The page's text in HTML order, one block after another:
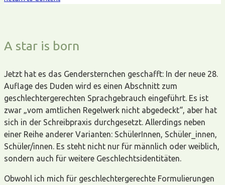
A star is born
Jetzt hat es das Gendersternchen geschafft: In der neue 28.
Auflage des Duden wird es einen Abschnitt zum
geschlechtergerechten Sprachgebrauch eingeführt. Es ist
zwar „vom amtlichen Regelwerk nicht abgedeckt“, aber hat
sich in der Schreibpraxis durchgesetzt. Allerdings neben
einer Reihe anderer Varianten: SchülerInnen, Schüler_innen,
Schüler/innen. Es steht nicht nur für männlich oder weiblich,
sondern auch für weitere Geschlechtsidentitäten.
Obwohl ich mich für geschlechtergerechte Formulierungen